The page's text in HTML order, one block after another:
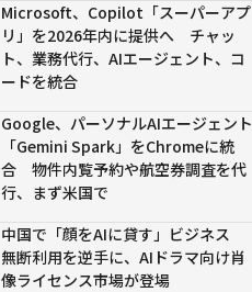
Microsoft、Copilot「スーパーアプ
リ」を2026年内に提供へ チャッ
ト、業務代行、AIエージェント、コ
ードを統合
Google、パーソナルAIエージェント
「Gemini Spark」をChromeに統
合 物件内覧予約や航空券調査を代
行、まず米国で
中国で「顔をAIに貸す」ビジネス
無断利用を逆手に、AIドラマ向け肖
像ライセンス市場が登場